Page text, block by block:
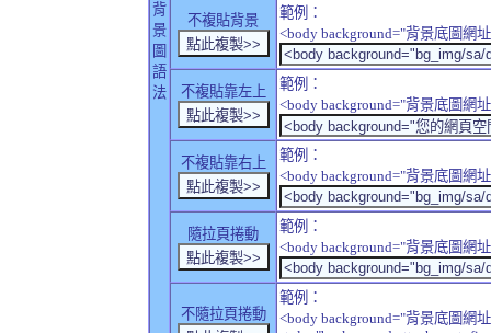
背
景
圖
語
法
不複貼背景
範例：
<body background="背景底圖網
不複貼靠左上
範例：
<body background="背景底圖網
不複貼靠右上
範例：
<body background="背景底圖網
隨拉頁捲動
範例：
<body background="背景底圖網
不隨拉頁捲動
範例：
<body background="背景底圖網